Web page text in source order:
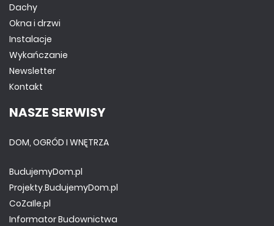
Dachy
Okna i drzwi
Instalacje
Wykańczanie
Newsletter
Kontakt
NASZE SERWISY
DOM, OGRÓD I WNĘTRZA
BudujemyDom.pl
Projekty.BudujemyDom.pl
CoZaIle.pl
Informator Budownictwa